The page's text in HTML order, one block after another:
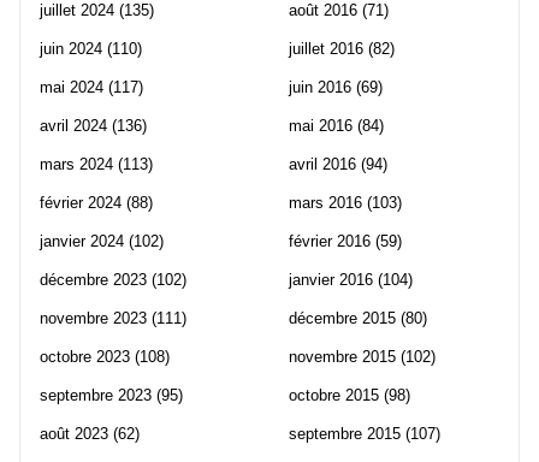
juillet 2024 (135)
juin 2024 (110)
mai 2024 (117)
avril 2024 (136)
mars 2024 (113)
février 2024 (88)
janvier 2024 (102)
décembre 2023 (102)
novembre 2023 (111)
octobre 2023 (108)
septembre 2023 (95)
août 2023 (62)
août 2016 (71)
juillet 2016 (82)
juin 2016 (69)
mai 2016 (84)
avril 2016 (94)
mars 2016 (103)
février 2016 (59)
janvier 2016 (104)
décembre 2015 (80)
novembre 2015 (102)
octobre 2015 (98)
septembre 2015 (107)